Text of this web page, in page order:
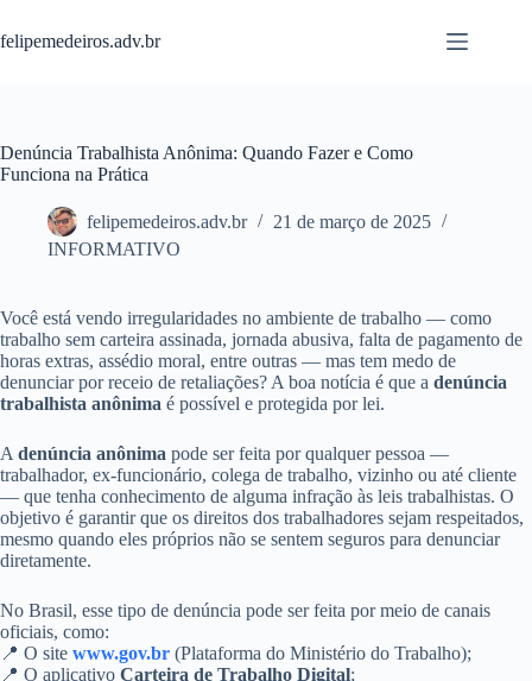
para
o
felipemedeiros.adv.br
Denúncia Trabalhista Anônima: Quando Fazer e Como
Funciona na Prática
felipemedeiros.adv.br
21 de março de 2025
INFORMATIVO
Você está vendo irregularidades no ambiente de trabalho — como
trabalho sem carteira assinada, jornada abusiva, falta de pagamento de
horas extras, assédio moral, entre outras — mas tem medo de
denunciar por receio de retaliações? A boa notícia é que a denúncia
trabalhista anônima é possível e protegida por lei.
A denúncia anônima pode ser feita por qualquer pessoa —
trabalhador, ex-funcionário, colega de trabalho, vizinho ou até cliente
— que tenha conhecimento de alguma infração às leis trabalhistas. O
objetivo é garantir que os direitos dos trabalhadores sejam respeitados,
mesmo quando eles próprios não se sentem seguros para denunciar
diretamente.
No Brasil, esse tipo de denúncia pode ser feita por meio de canais
oficiais, como:
📍 O site www.gov.br (Plataforma do Ministério do Trabalho);
📍 O aplicativo Carteira de Trabalho Digital;